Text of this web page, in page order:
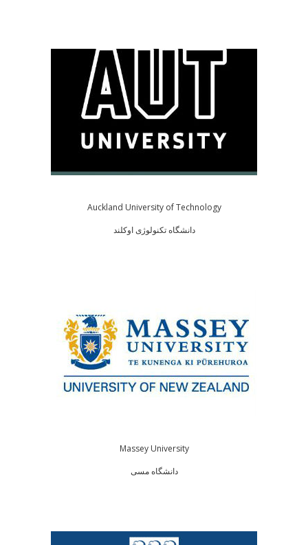
Auckland University of Technology
دانشگاه تکنولوژی اوکلند
Massey University
دانشگاه مسی